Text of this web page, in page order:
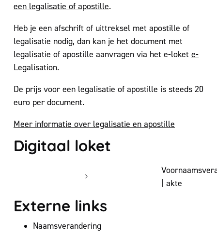
een legalisatie of apostille.
Heb je een afschrift of uittreksel met apostille of
legalisatie nodig, dan kan je het document met
legalisatie of apostille aanvragen via het e-loket e-
Legalisation.
De prijs voor een legalisatie of apostille is steeds 20
euro per document.
Meer informatie over legalisatie en apostille
Digitaal loket
| akte
Externe links
Naamsverandering